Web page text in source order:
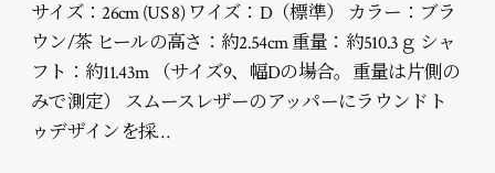
サイズ：26cm (US 8) ワイズ：D（標準） カラー：ブラ
ウン/茶 ヒールの高さ：約2.54cm 重量：約510.3ｇ シャ
フト：約11.43m （サイズ9、幅Dの場合。重量は片側の
みで測定） スムースレザーのアッパーにラウンドト
ゥデザインを採…